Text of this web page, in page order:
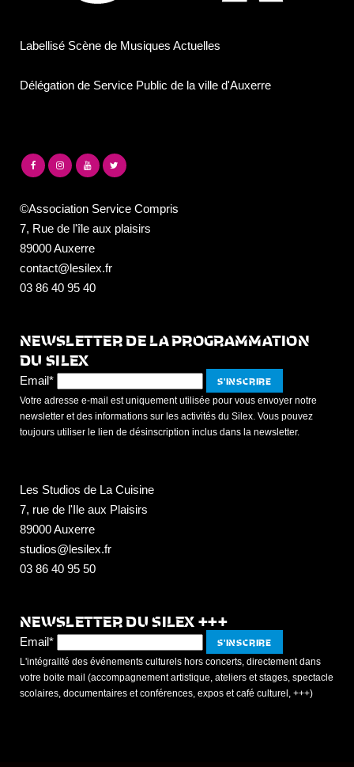
Labellisé Scène de Musiques Actuelles
Délégation de Service Public de la ville d'Auxerre
©Association Service Compris
7, Rue de l'île aux plaisirs
89000 Auxerre
contact@lesilex.fr
03 86 40 95 40
NEWSLETTER DE LA PROGRAMMATION
DU SILEX
Email*
Votre adresse e-mail est uniquement utilisée pour vous envoyer notre
newsletter et des informations sur les activités du Silex. Vous pouvez
toujours utiliser le lien de désinscription inclus dans la newsletter.
Les Studios de La Cuisine
7, rue de l'Ile aux Plaisirs
89000 Auxerre
studios@lesilex.fr
03 86 40 95 50
NEWSLETTER DU SILEX +++
Email*
L'intégralité des événements culturels hors concerts, directement dans
votre boite mail (accompagnement artistique, ateliers et stages, spectacle
scolaires, documentaires et conférences, expos et café culturel, +++)